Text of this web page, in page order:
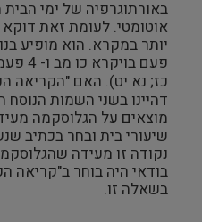
באורתוגרפיה של ימי
אוטומטי. לעומת זאת דוקא
פעם
כז; נא יט). האם "הקריאה
דהיינו בשני השמות
מוצאים על הגלוסקמה
שיעורי בית ובחר בכתיב
נקודה זו מעידה
בודאי היה בוחר ב"קריאה
בשאלה זו.